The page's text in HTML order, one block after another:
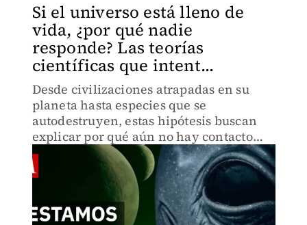
Si el universo está lleno de
vida, ¿por qué nadie
responde? Las teorías
científicas que intent...
Desde civilizaciones atrapadas en su
planeta hasta especies que se
autodestruyen, estas hipótesis buscan
explicar por qué aún no hay contacto
extraterrestre.